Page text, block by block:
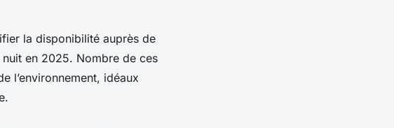
la disponibilité auprès de
en 2025. Nombre de ces
l’environnement, idéaux